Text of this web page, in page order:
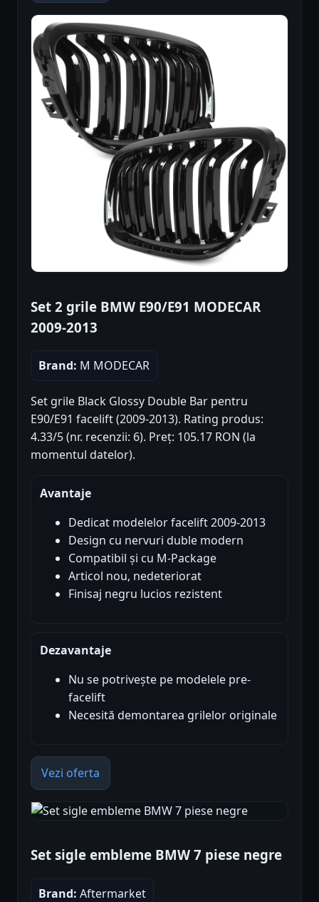
Set 2 grile BMW E90/E91 MODECAR
2009-2013
Brand: M MODECAR
Set grile Black Glossy Double Bar pentru
E90/E91 facelift (2009-2013). Rating produs:
4.33/5 (nr. recenzii: 6). Preț: 105.17 RON (la
momentul datelor).
Avantaje
Dedicat modelelor facelift 2009-2013
Design cu nervuri duble modern
Compatibil și cu M-Package
Articol nou, nedeteriorat
Finisaj negru lucios rezistent
Dezavantaje
Nu se potrivește pe modelele pre-
facelift
Necesită demontarea grilelor originale
Vezi oferta
Set sigle embleme BMW 7 piese negre
Brand: Aftermarket